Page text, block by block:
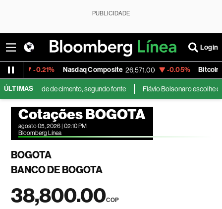
PUBLICIDADE
Login
-0.21% Nasdaq Composite 26,571.00 -0.05% Bitcoin/
ÚLTIMAS
a unidade de cimento, segundo fonte Flávio Bolsonaro escolhe
Cotações BOGOTA
agosto 05, 2026 | 02:10 PM
Bloomberg Línea
BOGOTA
BANCO DE BOGOTA
38,800.00COP